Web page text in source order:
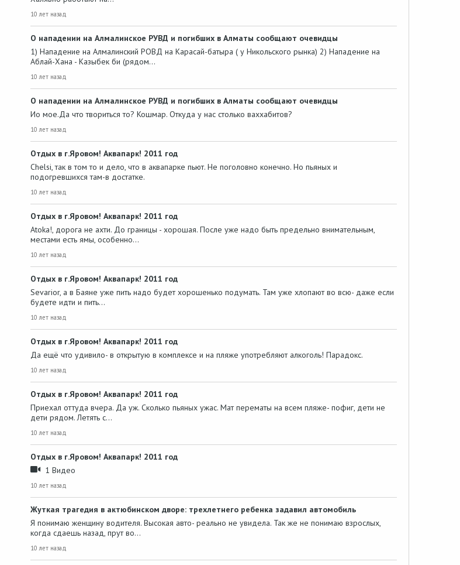
10 лет назад
О нападении на Алмалинское РУВД и погибших в Алматы сообщают очевидцы
1) Нападение на Алмалинский РОВД на Карасай-батыра ( у Никольского рынка) 2) Нападение на
Аблай-Хана - Казыбек би (рядом…
10 лет назад
О нападении на Алмалинское РУВД и погибших в Алматы сообщают очевидцы
Ио мое.Да что твориться то? Кошмар. Откуда у нас столько ваххабитов?
10 лет назад
Отдых в г.Яровом! Аквапарк! 2011 год
Chelsi, так в том то и дело, что в аквапарке пьют. Не поголовно конечно. Но пьяных и
подогревшихся там-в достатке.
10 лет назад
Отдых в г.Яровом! Аквапарк! 2011 год
Atoka!, дорога не ахти. До границы - хорошая. После уже надо быть предельно внимательным,
местами есть ямы, особенно…
10 лет назад
Отдых в г.Яровом! Аквапарк! 2011 год
Sevarior, а в Баяне уже пить надо будет хорошенько подумать. Там уже хлопают во всю- даже если
будете идти и пить…
10 лет назад
Отдых в г.Яровом! Аквапарк! 2011 год
Да ещё что удивило- в открытую в комплексе и на пляже употребляют алкоголь! Парадокс.
10 лет назад
Отдых в г.Яровом! Аквапарк! 2011 год
Приехал оттуда вчера. Да уж. Сколько пьяных ужас. Мат перематы на всем пляже- пофиг, дети не
дети рядом. Летять с…
10 лет назад
Отдых в г.Яровом! Аквапарк! 2011 год
1 Видео
10 лет назад
Жуткая трагедия в актюбинском дворе: трехлетнего ребенка задавил автомобиль
Я понимаю женщину водителя. Высокая авто- реально не увидела. Так же не понимаю взрослых,
когда сдаешь назад, прут во…
10 лет назад